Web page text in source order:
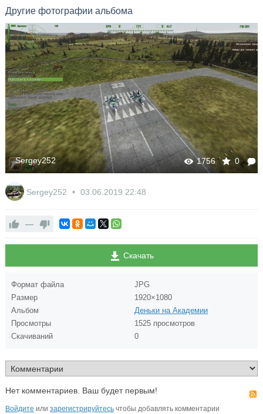
Другие фотографии альбома
1756 0
Sergey252
Sergey252 03.06.2019 22:48
—
Скачать
Формат файла
JPG
Размер
1920×1080
Альбом
Деньки на Академии
Просмотры
1525 просмотров
Скачиваний
0
Нет комментариев. Ваш будет первым!
Войдите или зарегистрируйтесьчтобы добавлять комментарии